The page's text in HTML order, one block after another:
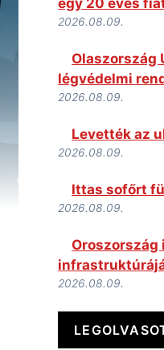
2026.08.09.
Olaszország
légvédelmi
2026.08.09.
Levették az
2026.08.09.
Ittas sofőrt
2026.08.09.
Oroszország
2026.08.09.